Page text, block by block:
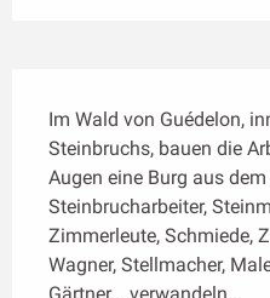
Im Wald von Guédelon,
Steinbruchs, bauen die
Augen eine Burg aus
Steinbrucharbeiter,
Zimmerleute, Schmiede,
Wagner, Stellmacher,